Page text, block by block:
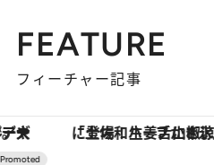
FEATURE
フィーチャー記事
「土佐和ハーブかき氷」がOMO7高知に登場！生姜